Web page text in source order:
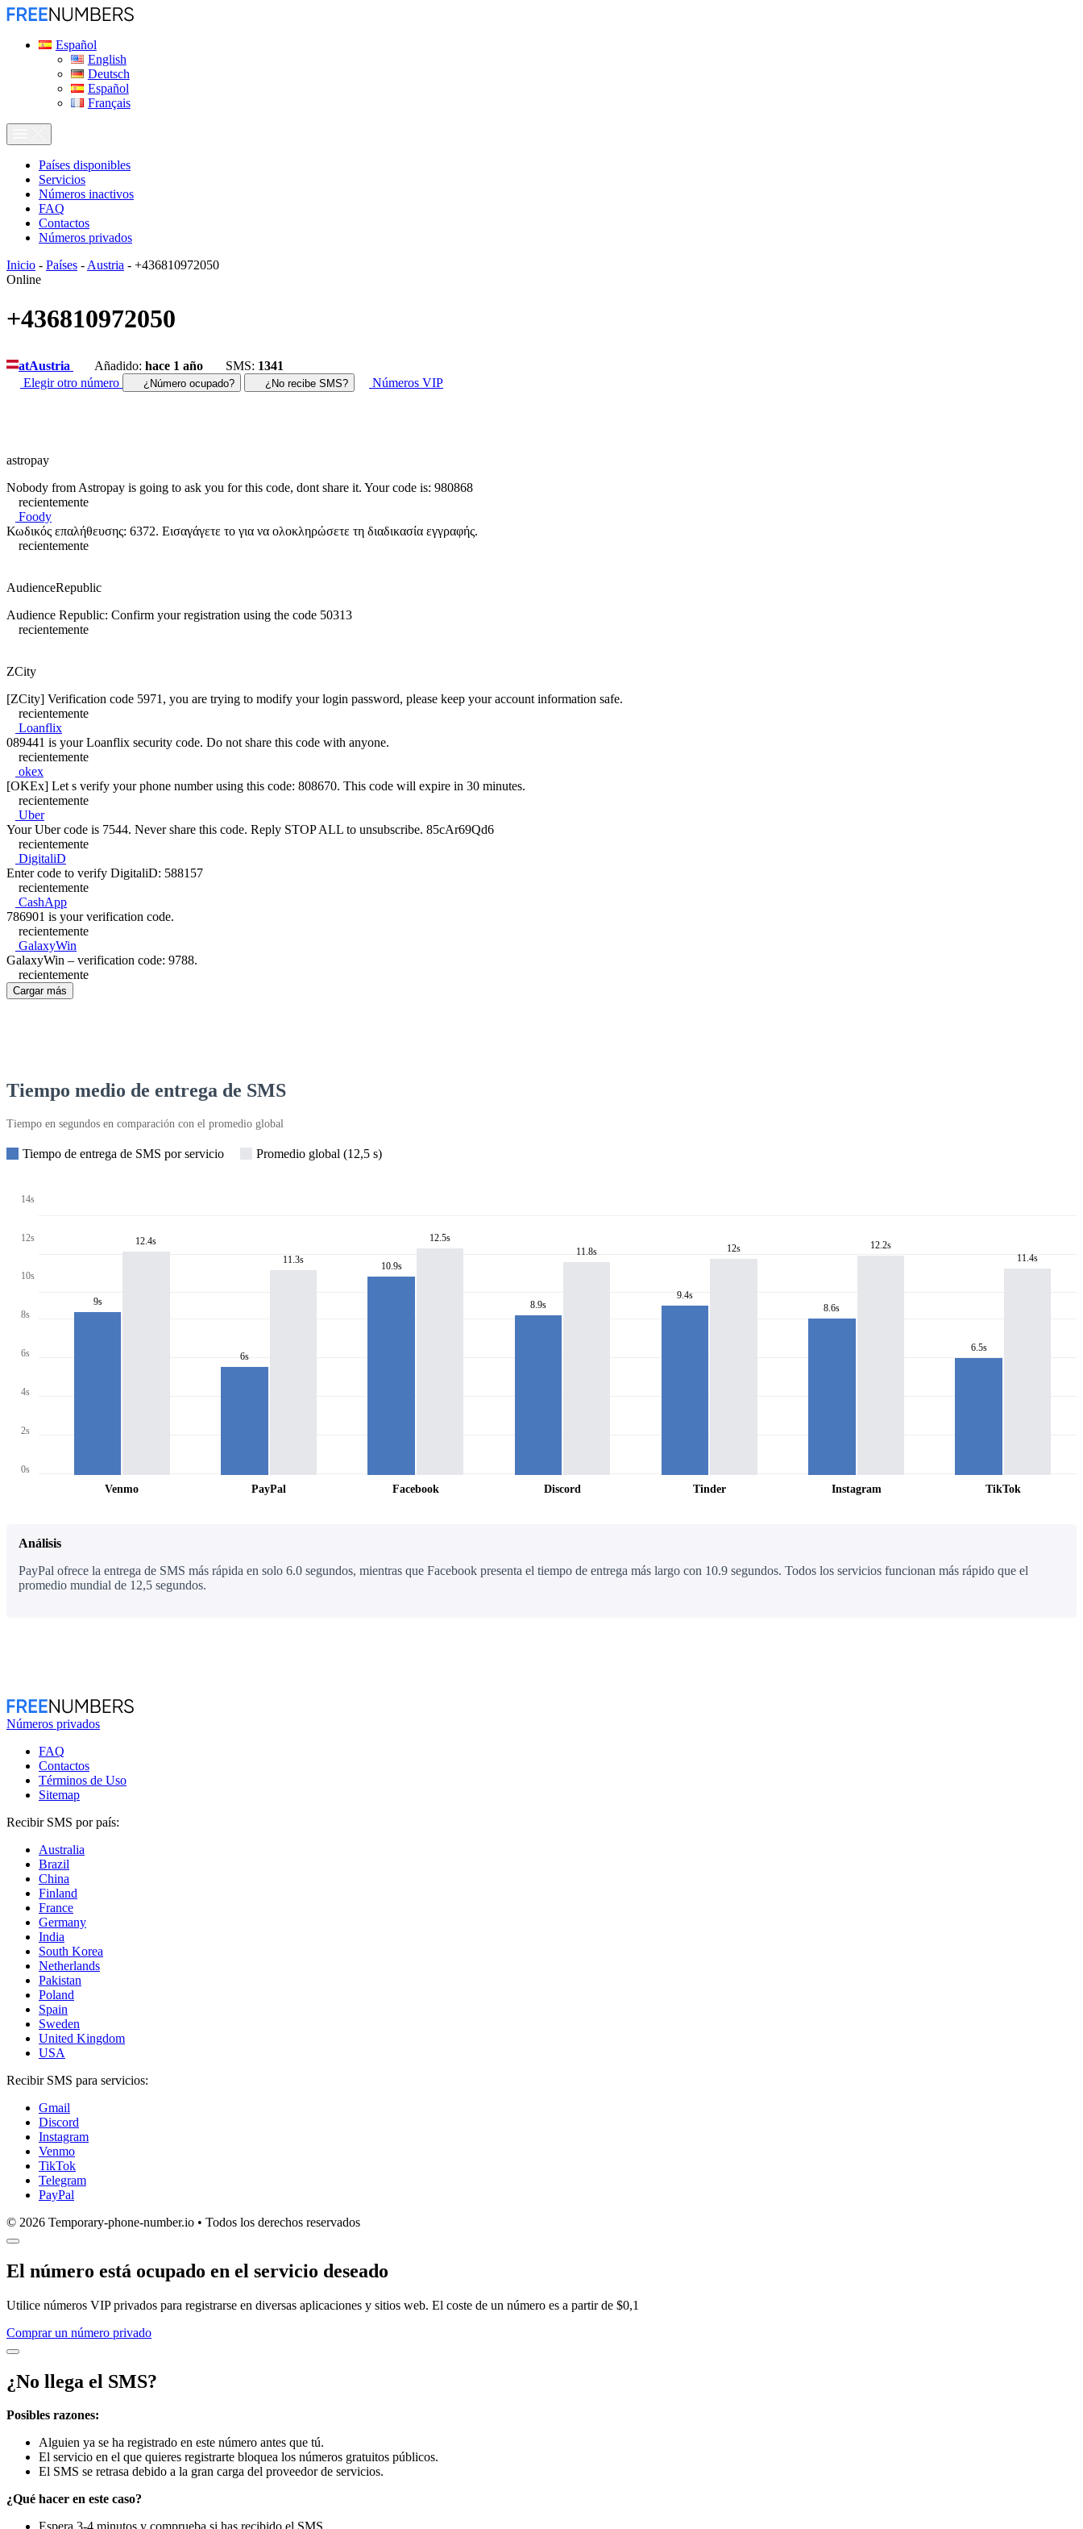
Español
English
Deutsch
Español
Français
Países disponibles
Servicios
Números inactivos
FAQ
Contactos
Números privados
Inicio - Países - Austria - +436810972050
Online
+436810972050
atAustria Añadido: hace 1 año SMS: 1341
Elegir otro número
¿Número ocupado? ¿No recibe SMS? Números VIP
astropay
Nobody from Astropay is going to ask you for this code, dont share it. Your code is: 980868
recientemente
Foody
Κωδικός επαλήθευσης: 6372. Εισαγάγετε το για να ολοκληρώσετε τη διαδικασία εγγραφής.
recientemente
AudienceRepublic
Audience Republic: Confirm your registration using the code 50313
recientemente
ZCity
[ZCity] Verification code 5971, you are trying to modify your login password, please keep your account information safe.
recientemente
Loanflix
089441 is your Loanflix security code. Do not share this code with anyone.
recientemente
okex
[OKEx] Let s verify your phone number using this code: 808670. This code will expire in 30 minutes.
recientemente
Uber
Your Uber code is 7544. Never share this code. Reply STOP ALL to unsubscribe. 85cAr69Qd6
recientemente
DigitaliD
Enter code to verify DigitaliD: 588157
recientemente
CashApp
786901 is your verification code.
recientemente
GalaxyWin
GalaxyWin – verification code: 9788.
recientemente
Cargar más
Tiempo medio de entrega de SMS
Tiempo en segundos en comparación con el promedio global
Tiempo de entrega de SMS por servicio Promedio global (12,5 s)
14s
12s
10s
8s
6s
4s
2s
0s
9s
12.4s
Venmo
6s
11.3s
PayPal
10.9s
12.5s
Facebook
8.9s
11.8s
Discord
9.4s
12s
Tinder
8.6s
12.2s
Instagram
6.5s
11.4s
TikTok
Análisis
PayPal ofrece la entrega de SMS más rápida en solo 6.0 segundos, mientras que Facebook presenta el tiempo de entrega más largo con 10.9 segundos. Todos los servicios funcionan más rápido que el
promedio mundial de 12,5 segundos.
Números privados
FAQ
Contactos
Términos de Uso
Sitemap
Recibir SMS por país:
Australia
Brazil
China
Finland
France
Germany
India
South Korea
Netherlands
Pakistan
Poland
Spain
Sweden
United Kingdom
USA
Recibir SMS para servicios:
Gmail
Discord
Instagram
Venmo
TikTok
Telegram
PayPal
© 2026 Temporary-phone-number.io • Todos los derechos reservados
El número está ocupado en el servicio deseado
Utilice números VIP privados para registrarse en diversas aplicaciones y sitios web. El coste de un número es a partir de $0,1
Comprar un número privado
¿No llega el SMS?
Posibles razones:
Alguien ya se ha registrado en este número antes que tú.
El servicio en el que quieres registrarte bloquea los números gratuitos públicos.
El SMS se retrasa debido a la gran carga del proveedor de servicios.
¿Qué hacer en este caso?